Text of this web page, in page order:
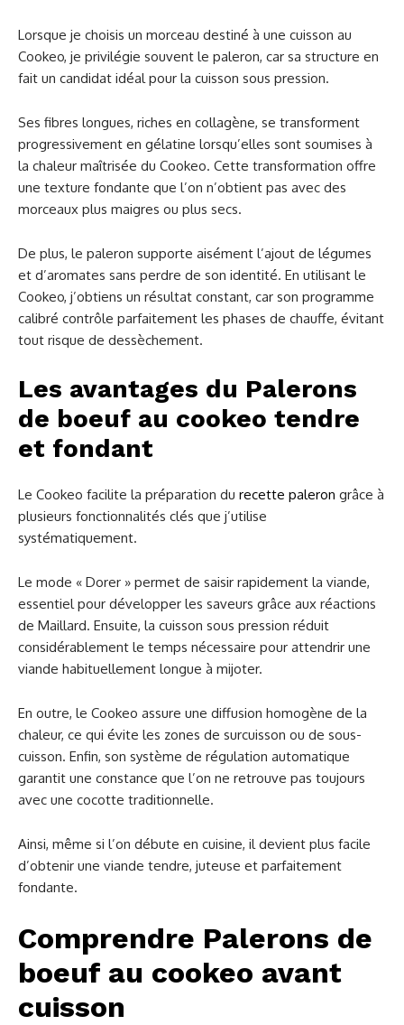
Lorsque je choisis un morceau destiné à une cuisson au
Cookeo, je privilégie souvent le paleron, car sa structure en
fait un candidat idéal pour la cuisson sous pression.
Ses fibres longues, riches en collagène, se transforment
progressivement en gélatine lorsqu’elles sont soumises à
la chaleur maîtrisée du Cookeo. Cette transformation offre
une texture fondante que l’on n’obtient pas avec des
morceaux plus maigres ou plus secs.
De plus, le paleron supporte aisément l’ajout de légumes
et d’aromates sans perdre de son identité. En utilisant le
Cookeo, j’obtiens un résultat constant, car son programme
calibré contrôle parfaitement les phases de chauffe, évitant
tout risque de dessèchement.
Les avantages du Palerons
de boeuf au cookeo tendre
et fondant
Le Cookeo facilite la préparation du recette paleron grâce à
plusieurs fonctionnalités clés que j’utilise
systématiquement.
Le mode « Dorer » permet de saisir rapidement la viande,
essentiel pour développer les saveurs grâce aux réactions
de Maillard. Ensuite, la cuisson sous pression réduit
considérablement le temps nécessaire pour attendrir une
viande habituellement longue à mijoter.
En outre, le Cookeo assure une diffusion homogène de la
chaleur, ce qui évite les zones de surcuisson ou de sous-
cuisson. Enfin, son système de régulation automatique
garantit une constance que l’on ne retrouve pas toujours
avec une cocotte traditionnelle.
Ainsi, même si l’on débute en cuisine, il devient plus facile
d’obtenir une viande tendre, juteuse et parfaitement
fondante.
Comprendre Palerons de
boeuf au cookeo avant
cuisson